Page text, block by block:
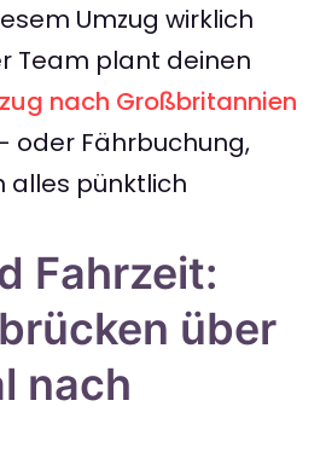
Umzug wirklich
Team plant deinen
nach Großbritannien
oder Fährbuchung,
alles pünktlich
Fahrzeit:
über
nach